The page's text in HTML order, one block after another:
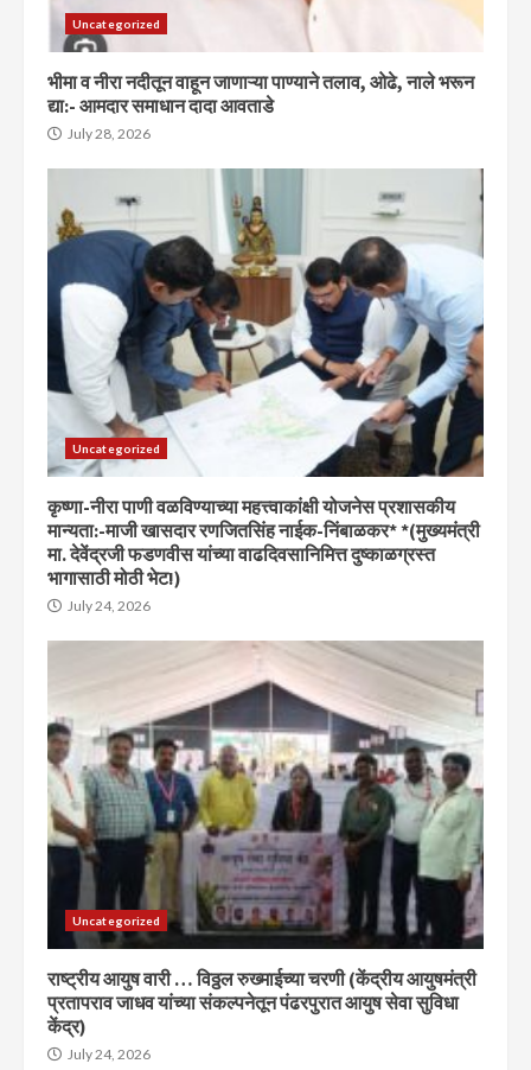
Uncategorized
भीमा व नीरा नदीतून वाहून जाणाऱ्या पाण्याने तलाव, ओढे, नाले भरून
द्या:- आमदार समाधान दादा आवताडे
July 28, 2026
Uncategorized
कृष्णा-नीरा पाणी वळविण्याच्या महत्त्वाकांक्षी योजनेस प्रशासकीय
मान्यता:-माजी खासदार रणजितसिंह नाईक-निंबाळकर* *(मुख्यमंत्री
मा. देवेंद्रजी फडणवीस यांच्या वाढदिवसानिमित्त दुष्काळग्रस्त
भागासाठी मोठी भेट!)
July 24, 2026
Uncategorized
राष्ट्रीय आयुष वारी … विठ्ठल रुख्माईच्या चरणी (केंद्रीय आयुषमंत्री
प्रतापराव जाधव यांच्या संकल्पनेतून पंढरपुरात आयुष सेवा सुविधा
केंद्र)
July 24, 2026